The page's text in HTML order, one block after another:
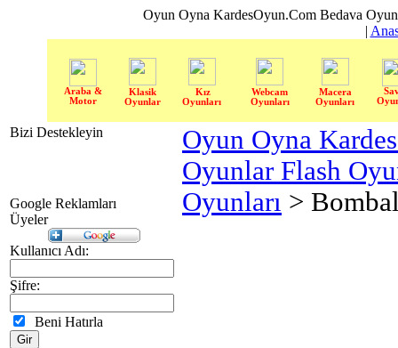
Oyun Oyna KardesOyun.Com Bedava
|
Araba &
Motor
Klasik
Oyunlar
Kız
Oyunları
Webcam
Oyunları
Macera
Oyunları
Bizi Destekleyin
Google Reklamları
Üyeler
Kullanıcı Adı:
Şifre:
Beni Hatırla
Oyun Oyna
Oyunlar Flash
Oyunları >